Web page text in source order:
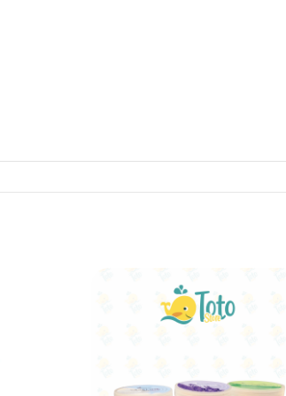
l’éclat naturel de votre peau tout en ciblant
la peau des agressions
immédiat sans laisser de film gras. Ce
du teint.